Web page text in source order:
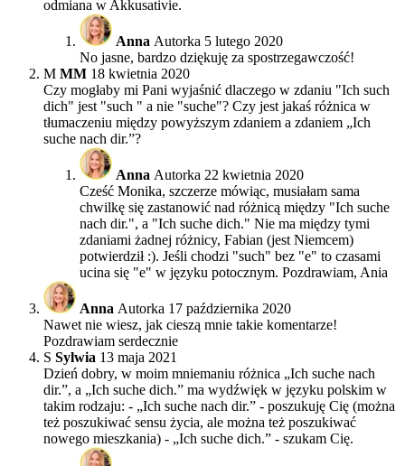
odmiana w Akkusativie.
Anna Autorka 5 lutego 2020
No jasne, bardzo dziękuję za spostrzegawczość!
M MM 18 kwietnia 2020
Czy mogłaby mi Pani wyjaśnić dlaczego w zdaniu "Ich such
dich" jest "such " a nie "suche"? Czy jest jakaś różnica w
tłumaczeniu między powyższym zdaniem a zdaniem „Ich
suche nach dir.”?
Anna Autorka 22 kwietnia 2020
Cześć Monika, szczerze mówiąc, musiałam sama
chwilkę się zastanowić nad różnicą między "Ich suche
nach dir.", a "Ich suche dich." Nie ma między tymi
zdaniami żadnej różnicy, Fabian (jest Niemcem)
potwierdził :). Jeśli chodzi "such" bez "e" to czasami
ucina się "e" w języku potocznym. Pozdrawiam, Ania
Anna Autorka 17 października 2020
Nawet nie wiesz, jak cieszą mnie takie komentarze!
Pozdrawiam serdecznie
S Sylwia 13 maja 2021
Dzień dobry, w moim mniemaniu różnica „Ich suche nach
dir.”, a „Ich suche dich.” ma wydźwięk w języku polskim w
takim rodzaju: - „Ich suche nach dir.” - poszukuję Cię (można
też poszukiwać sensu życia, ale można też poszukiwać
nowego mieszkania) - „Ich suche dich.” - szukam Cię.